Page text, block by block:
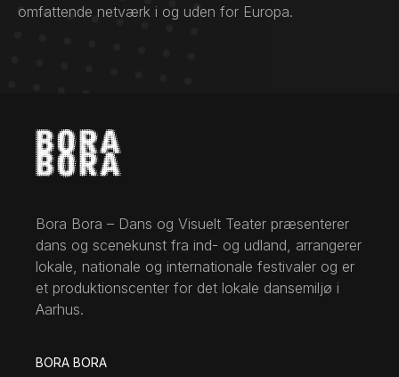
omfattende netværk i og uden for Europa.
Bora Bora – Dans og Visuelt Teater præsenterer
dans og scenekunst fra ind- og udland, arrangerer
lokale, nationale og internationale festivaler og er
et produktionscenter for det lokale dansemiljø i
Aarhus.
BORA BORA